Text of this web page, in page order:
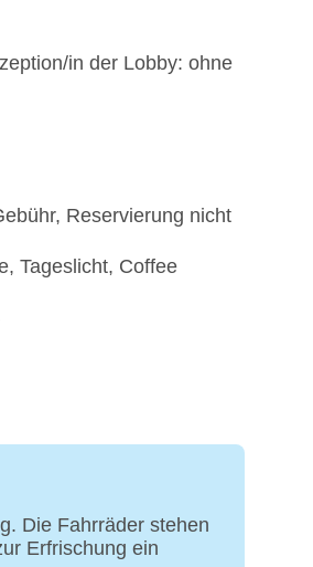
in der Lobby: ohne
Reservierung nicht
Tageslicht, Coffee
Die Fahrräder stehen
Erfrischung ein